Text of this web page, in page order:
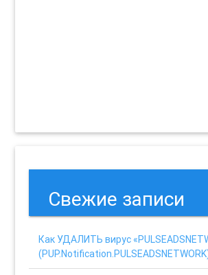
Свежие записи
Как УДАЛИТЬ вирус